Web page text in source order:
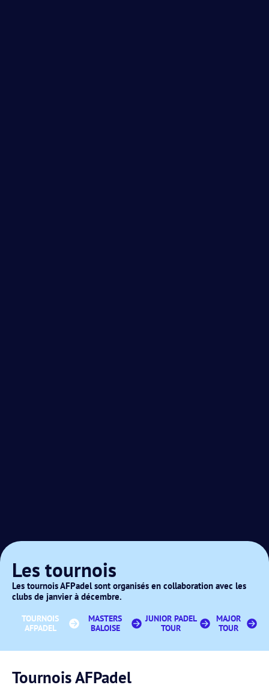
Les tournois
Les tournois AFPadel sont organisés en collaboration avec les
clubs de janvier à décembre.
TOURNOIS
AFPADEL
MASTERS
BALOISE
JUNIOR PADEL
TOUR
MAJOR
TOUR
Tournois AFPadel